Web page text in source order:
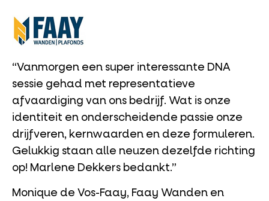
“Vanmorgen een super interessante DNA
sessie gehad met representatieve
afvaardiging van ons bedrijf. Wat is onze
identiteit en onderscheidende passie onze
drijfveren, kernwaarden en deze formuleren.
Gelukkig staan alle neuzen dezelfde richting
op! Marlene Dekkers bedankt.”
Monique de Vos-Faay, Faay Wanden en